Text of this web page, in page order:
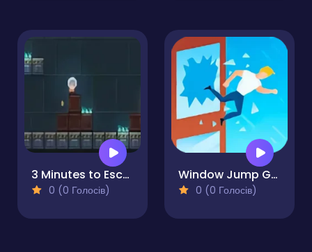
3 Minutes to Escape
0 (0 Голосів)
Window Jump Guy
0 (0 Голосів)